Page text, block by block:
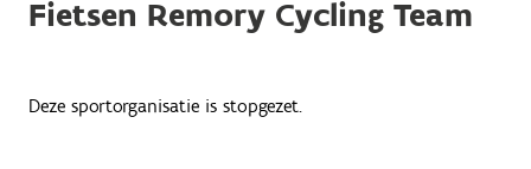
Fietsen Remory Cycling Team
Deze sportorganisatie is stopgezet.